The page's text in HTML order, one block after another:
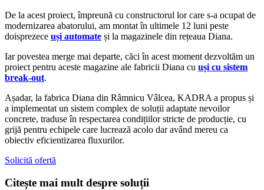
De la acest proiect, împreună cu constructorul lor care s-a ocupat de
modernizarea abatorului, am montat în ultimele 12 luni peste
doisprezece uși automate și la magazinele din rețeaua Diana.
Iar povestea merge mai departe, căci în acest moment dezvoltăm un
proiect pentru aceste magazine ale fabricii Diana cu uși cu sistem
break-out.
Așadar, la fabrica Diana din Râmnicu Vâlcea, KADRA a propus și
a implementat un sistem complex de soluții adaptate nevoilor
concrete, traduse în respectarea condițiilor stricte de producție, cu
grijă pentru echipele care lucrează acolo dar având mereu ca
obiectiv eficientizarea fluxurilor.
Solicită ofertă
Citește mai mult despre soluții